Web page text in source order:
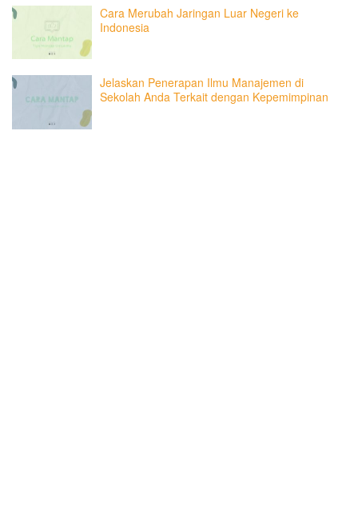
Cara Merubah Jaringan Luar Negeri ke
Indonesia
Jelaskan Penerapan Ilmu Manajemen di
Sekolah Anda Terkait dengan Kepemimpinan